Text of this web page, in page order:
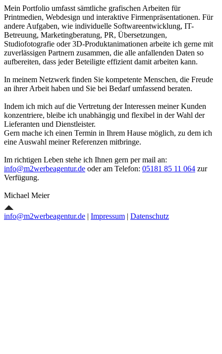
Mein Portfolio umfasst sämtliche grafischen Arbeiten für
Printmedien, Webdesign und interaktive Firmenpräsentationen. Für
andere Aufgaben, wie individuelle Softwareentwicklung, IT-
Betreuung, Marketingberatung, PR, Übersetzungen,
Studiofotografie oder 3D-Produktanimationen arbeite ich gerne mit
zuverlässigen Partnern zusammen, die alle anfallenden Daten so
aufbereiten, dass jeder Beteiligte effizient damit arbeiten kann.
In meinem Netzwerk finden Sie kompetente Menschen, die Freude
an ihrer Arbeit haben und Sie bei Bedarf umfassend beraten.
Indem ich mich auf die Vertretung der Interessen meiner Kunden
konzentriere, bleibe ich unabhängig und flexibel in der Wahl der
Lieferanten und Dienstleister.
Gern mache ich einen Termin in Ihrem Hause möglich, zu dem ich
eine Auswahl meiner Referenzen mitbringe.
Im richtigen Leben stehe ich Ihnen gern per mail an:
info@m2werbeagentur.de oder am Telefon: 05181 85 11 064 zur
Verfügung.
Michael Meier
info@m2werbeagentur.de | Impressum | Datenschutz